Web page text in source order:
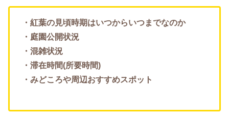
・紅葉の見頃時期はいつからいつまでなのか
・庭園公開状況
・混雑状況
・滞在時間(所要時間)
・みどころや周辺おすすめスポット